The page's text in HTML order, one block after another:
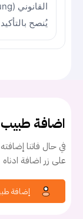
يُنصح
اضافة طبيب
في حال فاتنا
على زر اضافة ادناه